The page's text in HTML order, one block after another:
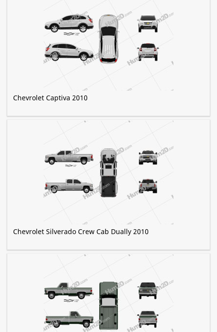
Chevrolet Captiva 2010
Chevrolet Silverado Crew Cab Dually 2010